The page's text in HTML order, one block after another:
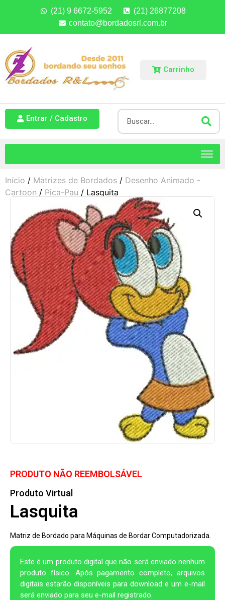
(21) 9 6672-5952
(21) 26877208
contato@bordadosrl.com.br
Carrinho
Entrar / Cadastro
Início / Matrizes de Bordados / Desenho Animado -
Cartoon / Pica-Pau / Lasquita
PRODUTO NÃO REEMBOLSÁVEL
Produto Virtual
Lasquita
Matriz de Bordado para Máquinas de Bordar Computadorizada.
Este é um produto digital que não será enviado nenhum
produto físico. Após pagamento completo, arquivos
digitais estarão disponíveis para download e um e-mail
será enviado para seu e-mail registrado.